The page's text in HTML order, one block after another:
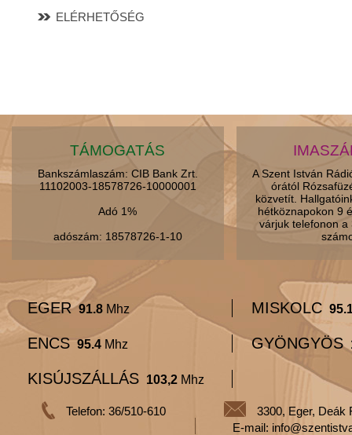
ELÉRHETŐSÉG
TÁMOGATÁS
Bankszámlaszám: CIB Bank Zrt.
11102003-18578726-10000001
Adó 1%
adószám: 18578726-1-10
A Szent István
órától
közvetít.
hétköznapokon 9
várjuk telefonon
EGER 91.8 Mhz MISKOLC
ENCS 95.4 Mhz GYÖNGYÖS
KISÚJSZÁLLÁS 103,2 Mhz
Telefon: 36/510-610
3300, Eger, Deák
E-mail: